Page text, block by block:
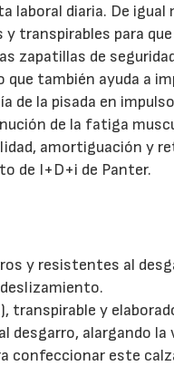
laboral diaria. De
transpirables para
zapatillas de
también ayuda a
la pisada en
de la fatiga
amortiguación y
de I+D+i de Panter.
y resistentes al
transpirable y
desgarro, alargando la
confeccionar este